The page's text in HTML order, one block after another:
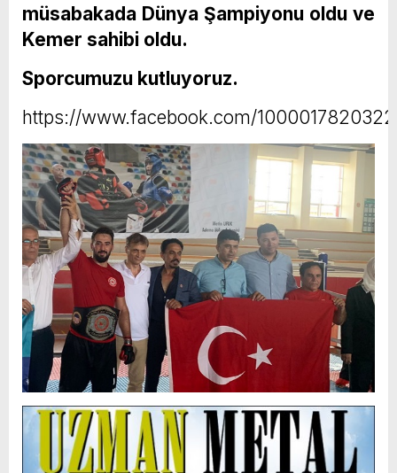
müsabakada Dünya Şampiyonu oldu ve
Kemer sahibi oldu.
Sporcumuzu kutluyoruz.
https://www.facebook.com/